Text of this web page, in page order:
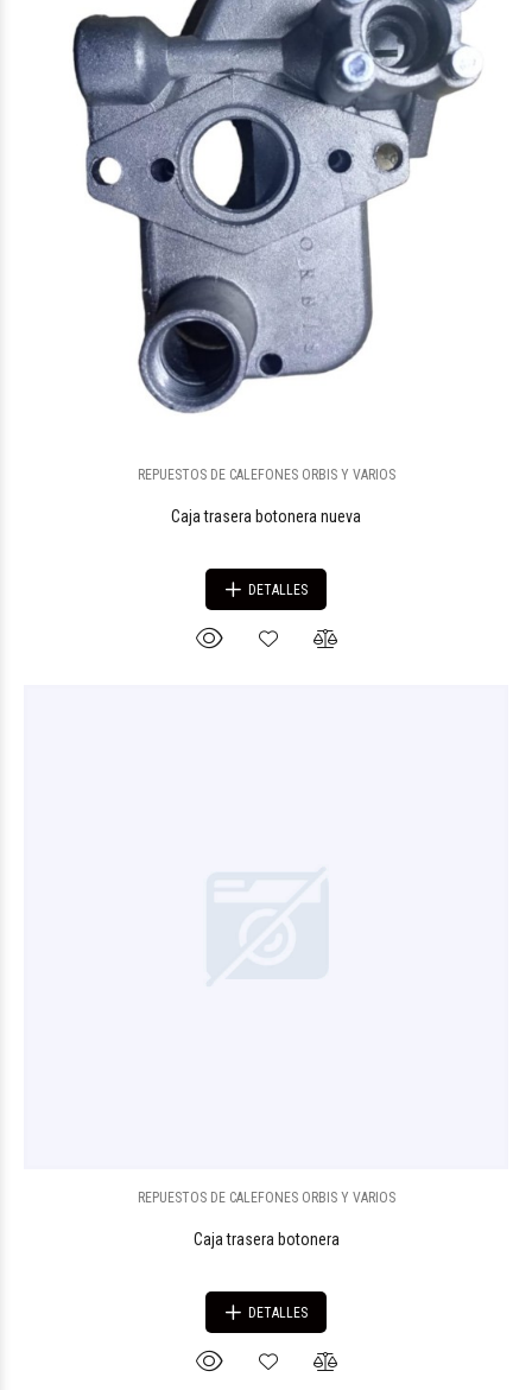
REPUESTOS DE CALEFONES ORBIS Y VARIOS
Caja trasera botonera nueva
DETALLES
REPUESTOS DE CALEFONES ORBIS Y VARIOS
Caja trasera botonera
DETALLES